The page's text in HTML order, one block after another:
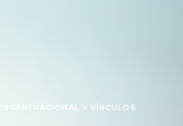
Y VÍNCULOS